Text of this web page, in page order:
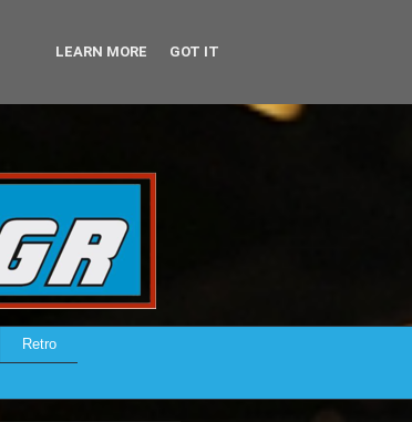
Retro
LEARN MORE GOT IT